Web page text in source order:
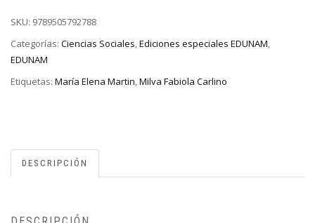
SKU: 9789505792788
Categorías: Ciencias Sociales,Ediciones especiales EDUNAM,
EDUNAM
Etiquetas: María Elena Martin,Milva Fabiola Carlino
DESCRIPCIÓN